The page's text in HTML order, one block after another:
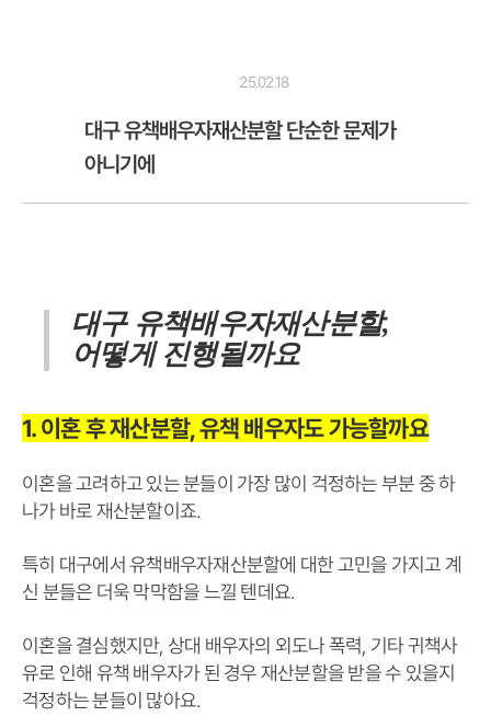
25.02.18
대구 유책배우자재산분할 단순한 문제가
아니기에
대구 유책배우자재산분할,
어떻게 진행될까요
1. 이혼 후 재산분할, 유책 배우자도 가능할까요
이혼을 고려하고 있는 분들이 가장 많이 걱정하는 부분 중 하
나가 바로 재산분할이죠.
특히 대구에서 유책배우자재산분할에 대한 고민을 가지고 계
신 분들은 더욱 막막함을 느낄 텐데요.
이혼을 결심했지만, 상대 배우자의 외도나 폭력, 기타 귀책사
유로 인해 유책 배우자가 된 경우 재산분할을 받을 수 있을지
걱정하는 분들이 많아요.